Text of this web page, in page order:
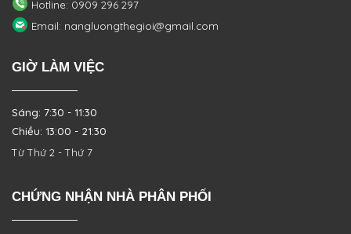
Hotline: 0909 296 297
Email: nangluongthegioi@gmail.com
GIỜ LÀM VIỆC
Sáng: 7:30 - 11:30
Chiều: 13:00 - 21:30
Từ Thứ 2 - Thứ 7
CHỨNG NHẬN NHÀ PHÂN PHỐI